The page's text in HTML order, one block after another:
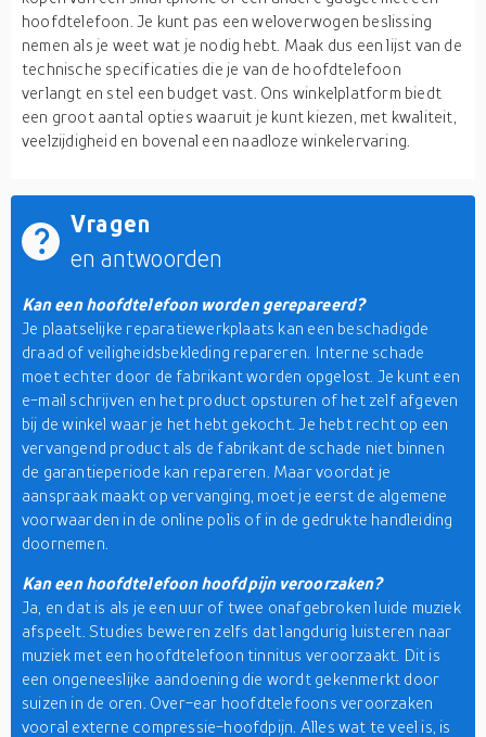
hoofdtelefoon. Je kunt pas een weloverwogen beslissing
nemen als je weet wat je nodig hebt. Maak dus een lijst van de
technische specificaties die je van de hoofdtelefoon
verlangt en stel een budget vast. Ons winkelplatform biedt
een groot aantal opties waaruit je kunt kiezen, met kwaliteit,
veelzijdigheid en bovenal een naadloze winkelervaring.
Vragen
en antwoorden
Kan een hoofdtelefoon worden gerepareerd?
Je plaatselijke reparatiewerkplaats kan een beschadigde
draad of veiligheidsbekleding repareren. Interne schade
moet echter door de fabrikant worden opgelost. Je kunt een
e-mail schrijven en het product opsturen of het zelf afgeven
bij de winkel waar je het hebt gekocht. Je hebt recht op een
vervangend product als de fabrikant de schade niet binnen
de garantieperiode kan repareren. Maar voordat je
aanspraak maakt op vervanging, moet je eerst de algemene
voorwaarden in de online polis of in de gedrukte handleiding
doornemen.
Kan een hoofdtelefoon hoofdpijn veroorzaken?
Ja, en dat is als je een uur of twee onafgebroken luide muziek
afspeelt. Studies beweren zelfs dat langdurig luisteren naar
muziek met een hoofdtelefoon tinnitus veroorzaakt. Dit is
een ongeneeslijke aandoening die wordt gekenmerkt door
suizen in de oren. Over-ear hoofdtelefoons veroorzaken
vooral externe compressie-hoofdpijn. Alles wat te veel is, is